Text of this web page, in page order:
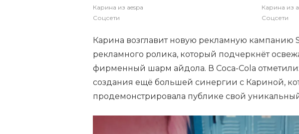
Карина из aespa
Соцсети
Карина из
Соцсети
Карина возглавит новую рекламную кампанию
рекламного ролика, который подчеркнёт
фирменный шарм айдола. В Coca-Cola
создания ещё большей синергии с Кариной,
продемонстрировала публике свой